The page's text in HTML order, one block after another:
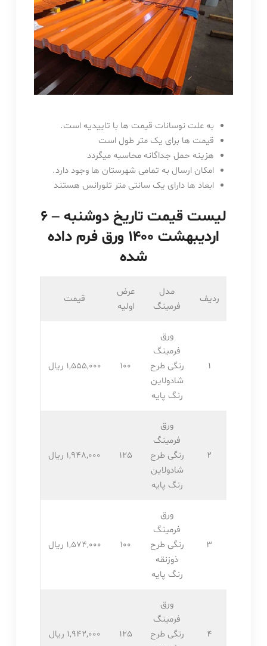
به علت نوسانات قیمت ها با تاییدیه است.
قیمت ها برای یک متر طول است
هزینه حمل جداگانه محاسبه میگردد
امکان ارسال به تمامی شهرستان ها وجود دارد.
ابعاد ها دارای یک سانتی متر تلورانس هستند
لیست قیمت تاریخ دوشنبه – ۶
اردیبهشت ۱۴۰۰ ورق فرم داده
شده
ردیف
مدل
فرمینگ
عرض
اولیه
قیمت
1
ورق
فرمینگ
رنگی طرح
شادولاین
رنگ پایه
100 1,555,۰۰۰ ریال
2
ورق
فرمینگ
رنگی طرح
شادولاین
رنگ پایه
125 1,948,۰۰۰ ریال
3
ورق
فرمینگ
رنگی طرح
ذوزنقه
رنگ پایه
100 1,574,۰۰۰ ریال
4
ورق
فرمینگ
رنگی طرح
125 1,942,۰۰۰ ریال